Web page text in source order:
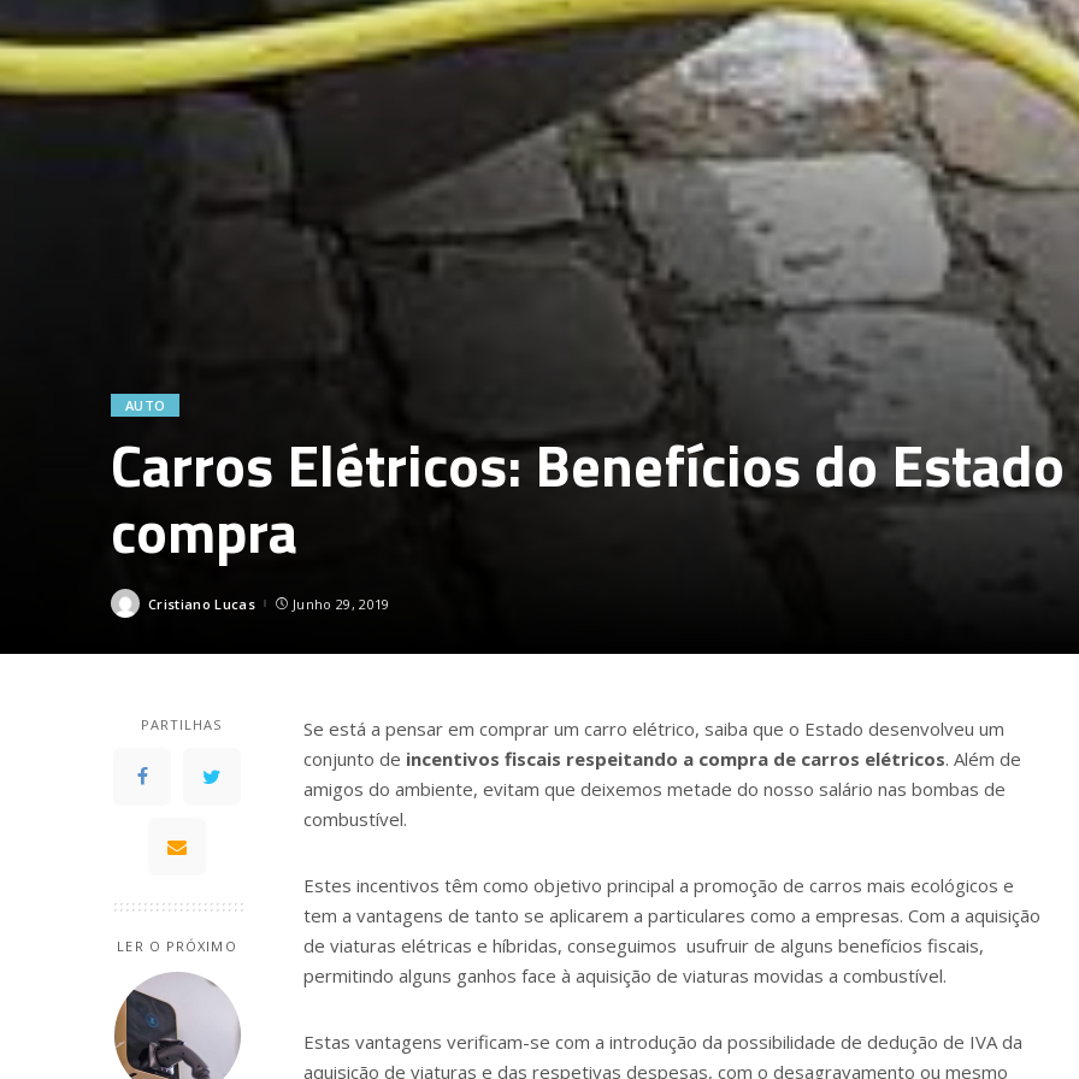
AUTO
Carros Elétricos: Benefícios do
compra
Posted
Cristiano Lucas Junho 29, 2019
PARTILHAS
LER O PRÓXIMO
Se está a pensar em comprar um carro elétrico, saiba que o Estado desenvolveu um
conjunto de incentivos fiscais respeitando a compra de carros elétricos. Além de
amigos do ambiente, evitam que deixemos metade do nosso salário nas bombas de
combustível.
Estes incentivos têm como objetivo principal a promoção de carros mais ecológicos e
tem a vantagens de tanto se aplicarem a particulares como a empresas. Com a aquisição
de viaturas elétricas e híbridas, conseguimos usufruir de alguns benefícios fiscais,
permitindo alguns ganhos face à aquisição de viaturas movidas a combustível.
Estas vantagens verificam-se com a introdução da possibilidade de dedução de IVA da
aquisição de viaturas e das respetivas despesas, com o desagravamento ou mesmo